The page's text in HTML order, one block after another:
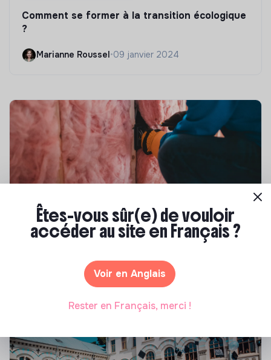
Comment se former à la transition écologique
?
Marianne Roussel •09 janvier 2024
Compétences & formations
énergétique des bâtiments
Marianne Roussel•21 janvier 2025
Êtes-vous sûr(e) de vouloir
accéder au site en Français ?
Voir en Anglais
Rester en Français, merci !